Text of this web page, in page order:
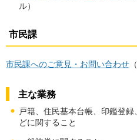
ル）
市民課
市民課へのご意見・お問い合わせ
主な業務
戸籍、住民基本台帳、印鑑登
どに関すること